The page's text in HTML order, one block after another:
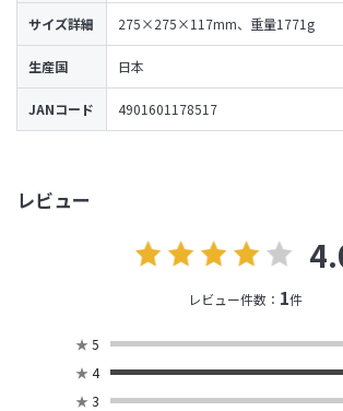
レビュー
レビュー件数： 1件
★ 5
★ 4
★ 3
サイズ詳細 275×275×117mm、重量1771g
生産国 日本
JANコード 4901601178517